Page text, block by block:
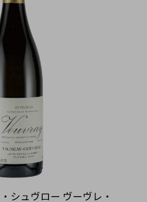
シュヴロー ヴーヴレ・